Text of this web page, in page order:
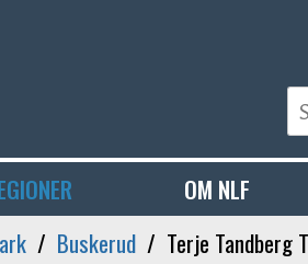
OM NLF
Buskerud Terje Tandberg